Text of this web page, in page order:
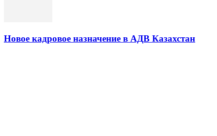
Новое кадровое назначение в АДВ Казахстан